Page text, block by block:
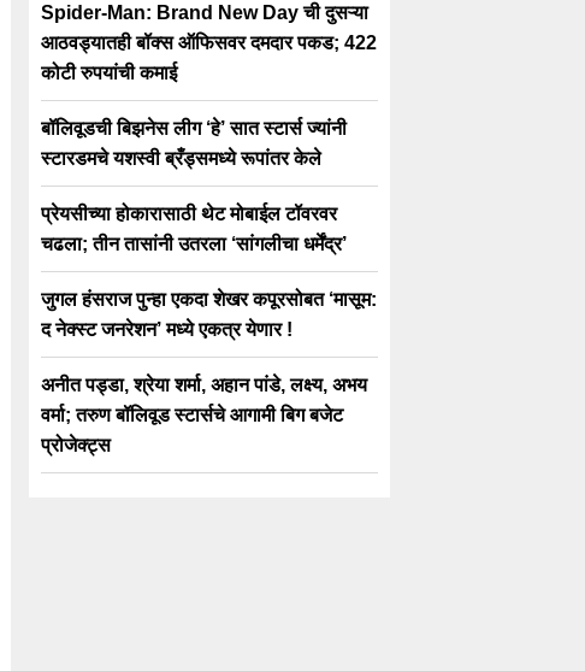
Spider-Man: Brand New Day ची दुसऱ्या
आठवड्यातही बॉक्स ऑफिसवर दमदार पकड; 422
कोटी रुपयांची कमाई
बॉलिवूडची बिझनेस लीग ‘हे’ सात स्टार्स ज्यांनी
स्टारडमचे यशस्वी ब्रँड्समध्ये रूपांतर केले
प्रेयसीच्या होकारासाठी थेट मोबाईल टॉवरवर
चढला; तीन तासांनी उतरला ‘सांगलीचा धर्मेंद्र’
जुगल हंसराज पुन्हा एकदा शेखर कपूरसोबत ‘मासूम:
द नेक्स्ट जनरेशन’ मध्ये एकत्र येणार !
अनीत पड्डा, श्रेया शर्मा, अहान पांडे, लक्ष्य, अभय
वर्मा; तरुण बॉलिवूड स्टार्सचे आगामी बिग बजेट
प्रोजेक्ट्स